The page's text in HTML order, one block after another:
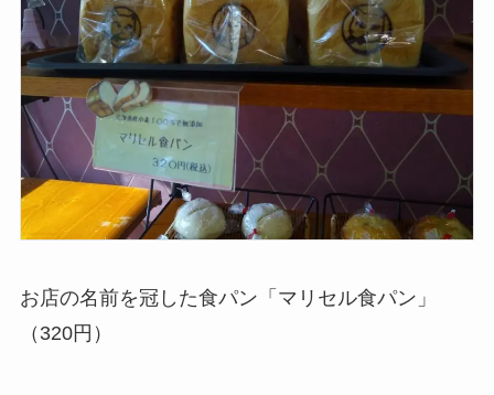
お店の名前を冠した食パン「マリセル食パン」
（320円）